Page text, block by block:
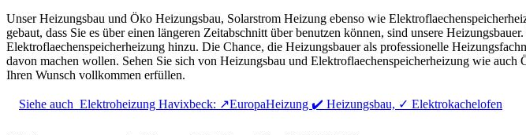
Unser Heizungsbau und Öko Heizungsbau, Solarstrom Heizung ebenso wie
gebaut, dass Sie es über einen längeren Zeitabschnitt über benutzen können, sind unsere
Elektroflaechenspeicherheizung hinzu. Die Chance, die Heizungsbauer als professionelle
davon machen wollen. Sehen Sie sich von Heizungsbau und Elektroflaechenspeicherheizung wie
Ihren Wunsch vollkommen erfüllen.
Siehe auch Elektroheizung Havixbeck: ↗️EuropaHeizung ✔️ Heizungsbau, ✓ Elektrokachelofen